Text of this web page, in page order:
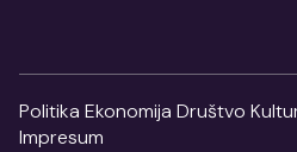
Politika Ekonomija Društvo
Impresum